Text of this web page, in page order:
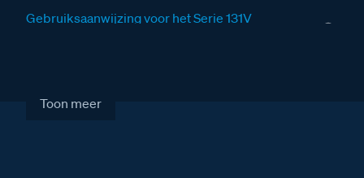
Gebruiksaanwijzing voor het Serie 131V
Toon meer